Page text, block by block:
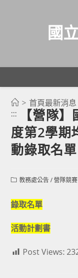
國
> 首頁最新消息
:::
【營隊
度第2學期
動錄取名單
Post教務處公告 / 營隊競賽
錄取名單
活動計劃書
Post Views: